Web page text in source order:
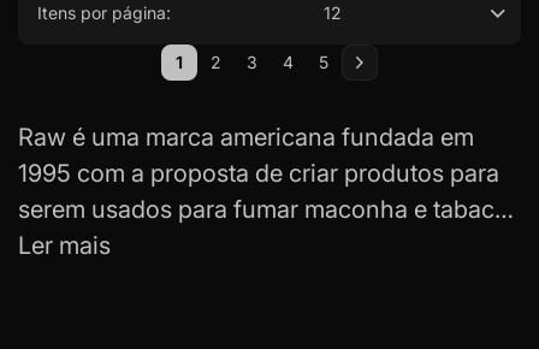
Itens por página: 12
Página
Você esta lendo a pagina
1 Página
2 Página
3 Página
4 Página
5 Página
Próximo
Raw é uma marca americana fundada em
1995 com a proposta de criar produtos para
serem usados ​​para fumar maconha e tabaco.
Hoje, ela se tornou uma grande referência no
Ler mais